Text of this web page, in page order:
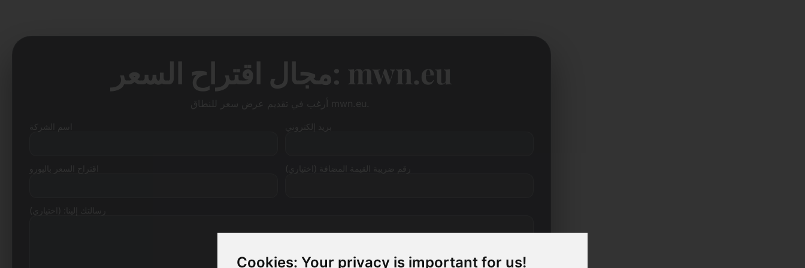
Cookies: Your privacy is important for us!
مجال اقتراح السعر: mwn.eu
رقم ضريبة القيمة المضافة (اختياري)